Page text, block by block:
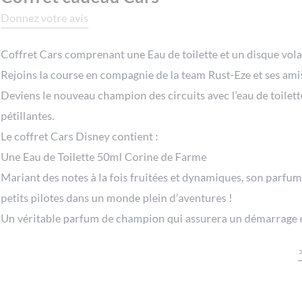
Donnez votre avis
Coffret Cars comprenant une Eau de toilette et un disque
Rejoins la course en compagnie de la team Rust-Eze et ses
Deviens le nouveau champion des circuits avec l’eau de
pétillantes.
Le coffret Cars Disney contient :
Une Eau de Toilette 50ml Corine de Farme
Mariant des notes à la fois fruitées et dynamiques, son
petits pilotes dans un monde plein d’aventures !
Un véritable parfum de champion qui assurera un